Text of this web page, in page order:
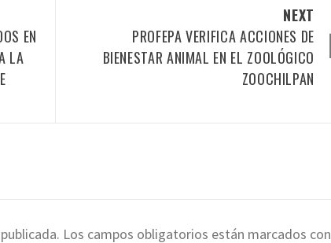
EN
LA
NEXT
PROFEPA VERIFICA ACCIONES DE
BIENESTAR ANIMAL EN EL ZOOLÓGICO
ZOOCHILPAN
Los campos obligatorios están marcados con